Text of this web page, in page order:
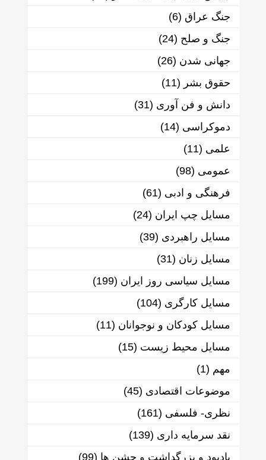
جنگ عراق (6)
جنگ و صلح (24)
جهانی شدن (26)
حقوق بشر (11)
دانش و فن آوری (31)
دموکراسی (14)
علمی (11)
عمومی (98)
فرهنگی و ادبی (61)
مسایل چپ ایران (24)
مسایل راهبردی (39)
مسایل زنان (31)
مسایل سیاسی روز ایران (199)
مسایل کارگری (104)
مسایل کودکان و نوجوانان (11)
مسایل محیط زیست (15)
مهم (1)
موضوعات اقتصادی (45)
نظری- فلسفی (161)
نقد سرمایه داری (139)
یادبود و بزرگداشت و جشن ها (99)